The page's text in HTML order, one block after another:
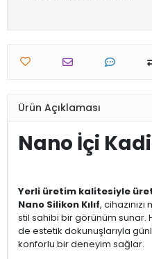
Ürün Açıklaması
Nano İçi
Yerli üretim kalitesiyle
Nano Silikon Kılıf,
stil sahibi bir görünüm sunar.
de estetik dokunuşlarıyla
konforlu bir deneyim sağlar.